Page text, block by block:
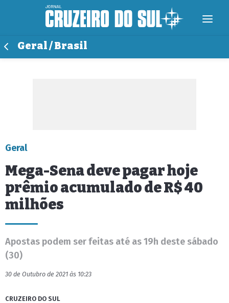
Geral / Brasil
Geral
Mega-Sena deve pagar hoje
prêmio acumulado de R$ 40
milhões
Apostas podem ser feitas até as 19h deste sábado
(30)
30 de Outubro de 2021 às 10:23
CRUZEIRO DO SUL